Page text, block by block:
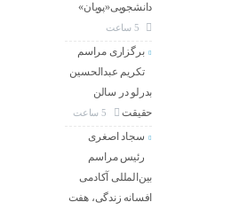
دانشجویی«پویان»
برگزاری مراسم
تکریم عبدالحسین
بدرلو در سالن
حقیقت
سجاد اصغری
رئیس مراسم
بین‌المللی آکادمی
افسانه زندگی، هفت